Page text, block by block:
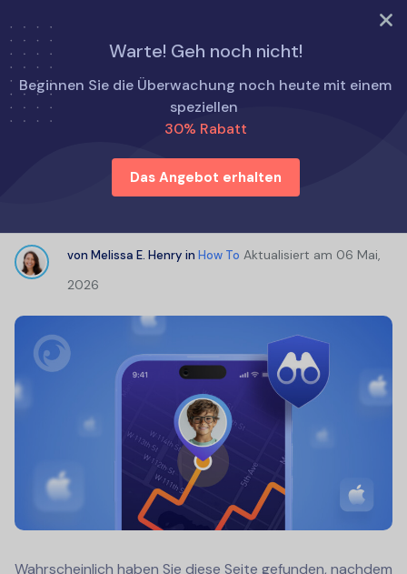
TRY NOW
Warte! Geh noch nicht!
Beginnen Sie die Überwachung noch heute mit einem
speziellen
30% Rabatt
Das Angebot erhalten
Startseite
Wie man
How Can I See My Child’s Location on an iPhone? Q&A
How Can I See My Child’s Location
on an iPhone? Q&A
von Melissa E. Henry in How To Aktualisiert am 06 Mai,
2026
Wahrscheinlich haben Sie diese Seite gefunden, nachdem